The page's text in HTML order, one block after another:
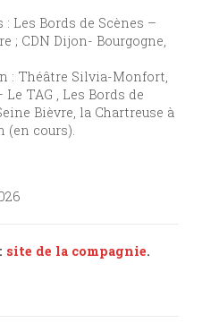
Les Bords de Scènes –
; CDN Dijon- Bourgogne,
: Théâtre Silvia-Monfort,
TAG , Les Bords de
Bièvre, la Chartreuse à
(en cours).
site de la compagnie.